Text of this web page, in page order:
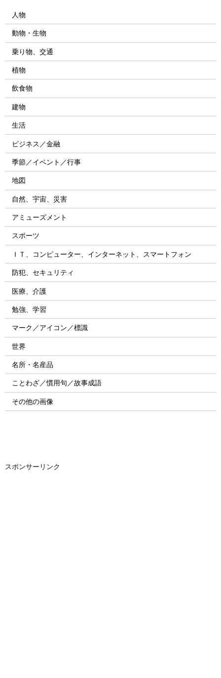
人物
動物・生物
乗り物、交通
植物
飲食物
建物
生活
ビジネス／金融
季節／イベント／行事
地図
自然、宇宙、災害
アミューズメント
スポーツ
ＩＴ、コンピューター、インターネット、スマートフォン
防犯、セキュリティ
医療、介護
勉強、学習
マーク／アイコン／標識
世界
名所・名産品
ことわざ／慣用句／故事成語
その他の画像
スポンサーリンク